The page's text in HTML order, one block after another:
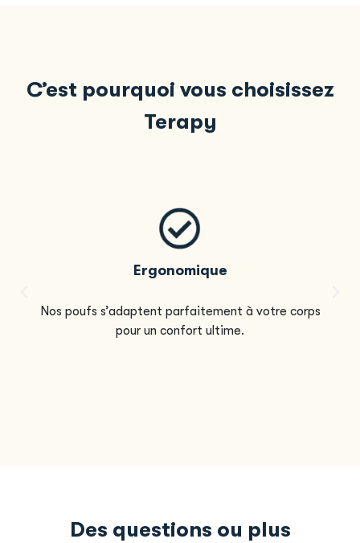
C’est pourquoi vous choisissez
Terapy
Ergonomique
Nos poufs s’adaptent parfaitement à votre corps
pour un confort ultime.
Des questions ou plus